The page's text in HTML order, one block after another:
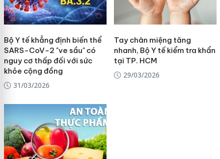
Bộ Y tế khẳng định biến thể
SARS-CoV-2 "ve sầu" có
nguy cơ thấp đối với sức
khỏe cộng đồng
31/03/2026
Tay chân miệng tăng
nhanh, Bộ Y tế kiểm tra khẩn
tại TP. HCM
29/03/2026